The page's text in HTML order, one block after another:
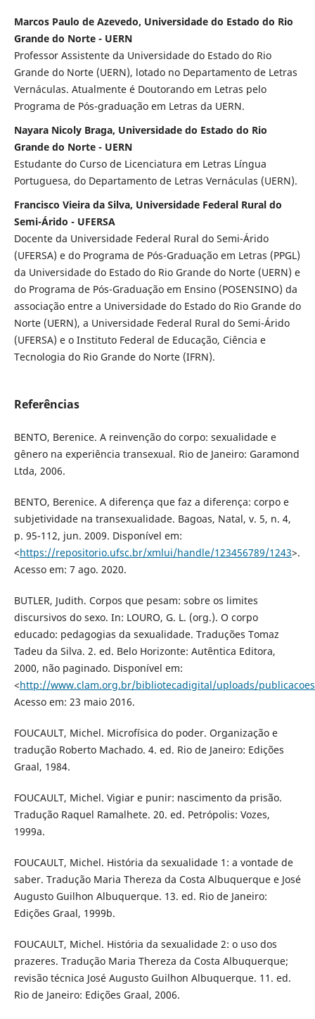
Marcos Paulo de Azevedo, Universidade do Estado do Rio
Grande do Norte - UERN
Professor Assistente da Universidade do Estado do Rio
Grande do Norte (UERN), lotado no Departamento de Letras
Vernáculas. Atualmente é Doutorando em Letras pelo
Programa de Pós-graduação em Letras da UERN.
Nayara Nicoly Braga, Universidade do Estado do Rio
Grande do Norte - UERN
Estudante do Curso de Licenciatura em Letras Língua
Portuguesa, do Departamento de Letras Vernáculas (UERN).
Francisco Vieira da Silva, Universidade Federal Rural do
Semi-Árido - UFERSA
Docente da Universidade Federal Rural do Semi-Árido
(UFERSA) e do Programa de Pós-Graduação em Letras (PPGL)
da Universidade do Estado do Rio Grande do Norte (UERN) e
do Programa de Pós-Graduação em Ensino (POSENSINO) da
associação entre a Universidade do Estado do Rio Grande do
Norte (UERN), a Universidade Federal Rural do Semi-Árido
(UFERSA) e o Instituto Federal de Educação, Ciência e
Tecnologia do Rio Grande do Norte (IFRN).
Referências
BENTO, Berenice. A reinvenção do corpo: sexualidade e
gênero na experiência transexual. Rio de Janeiro: Garamond
Ltda, 2006.
BENTO, Berenice. A diferença que faz a diferença: corpo e
subjetividade na transexualidade. Bagoas, Natal, v. 5, n. 4,
p. 95-112, jun. 2009. Disponível em:
<https://repositorio.ufsc.br/xmlui/handle/123456789/1243>.
Acesso em: 7 ago. 2020.
BUTLER, Judith. Corpos que pesam: sobre os limites
discursivos do sexo. In: LOURO, G. L. (org.). O corpo
educado: pedagogias da sexualidade. Traduções Tomaz
Tadeu da Silva. 2. ed. Belo Horizonte: Autêntica Editora,
2000, não paginado. Disponível em:
<http://www.clam.org.br/bibliotecadigital/uploads/
Acesso em: 23 maio 2016.
FOUCAULT, Michel. Microfísica do poder. Organização e
tradução Roberto Machado. 4. ed. Rio de Janeiro: Edições
Graal, 1984.
FOUCAULT, Michel. Vigiar e punir: nascimento da prisão.
Tradução Raquel Ramalhete. 20. ed. Petrópolis: Vozes,
1999a.
FOUCAULT, Michel. História da sexualidade 1: a vontade de
saber. Tradução Maria Thereza da Costa Albuquerque e José
Augusto Guilhon Albuquerque. 13. ed. Rio de Janeiro:
Edições Graal, 1999b.
FOUCAULT, Michel. História da sexualidade 2: o uso dos
prazeres. Tradução Maria Thereza da Costa Albuquerque;
revisão técnica José Augusto Guilhon Albuquerque. 11. ed.
Rio de Janeiro: Edições Graal, 2006.